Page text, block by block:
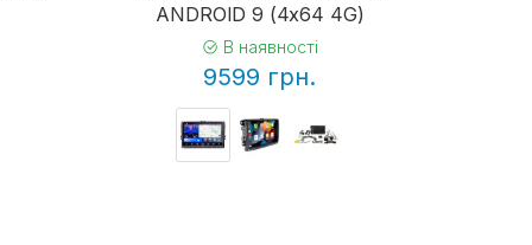
ANDROID 9 (4x64 4G)
В наявності
9599 грн.